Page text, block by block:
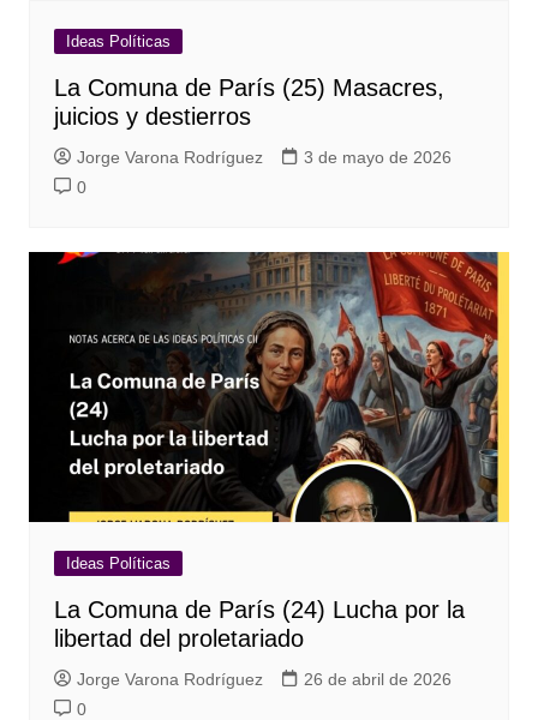
Ideas Políticas
La Comuna de París (25) Masacres,
juicios y destierros
Jorge Varona Rodríguez
3 de mayo de 2026
0
Ideas Políticas
La Comuna de París (24) Lucha por la
libertad del proletariado
Jorge Varona Rodríguez
26 de abril de 2026
0